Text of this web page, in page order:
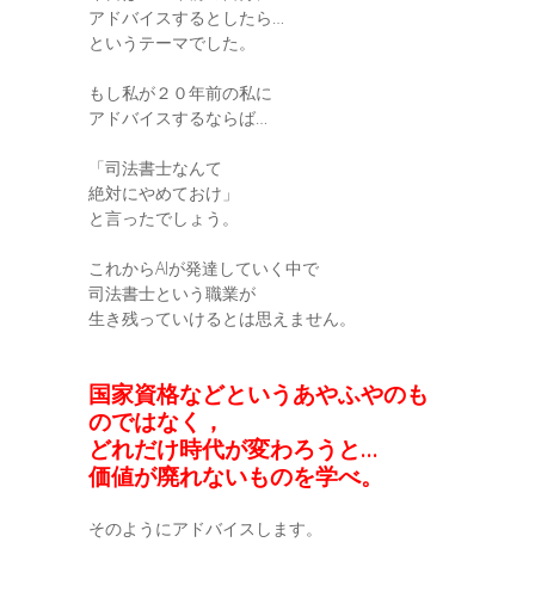
アドバイスするとしたら…
というテーマでした。
もし私が２０年前の私に
アドバイスするならば…
「司法書士なんて
絶対にやめておけ」
と言ったでしょう。
これからAIが発達していく中で
司法書士という職業が
生き残っていけるとは思えません。
国家資格などというあやふやのも
のではなく，
どれだけ時代が変わろうと…
価値が廃れないものを学べ。
そのようにアドバイスします。